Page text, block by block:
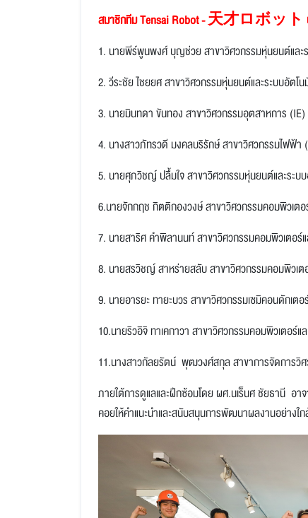
สมาชิกทีม Tensai Robot - 天才ロボット
1. นายพีร์พูนพงศ์ บุญช่วย สาขาวิศวกรรมหุ่นยนต์และ
2. วีระชัย ไชยยศ สาขาวิศวกรรมหุ่นยนต์และระบบอัตโ
3. นายมินทดา ขันทอง สาขาวิศวกรรมอุตสาหการ (IE)
4. นางสาวภัทรวดี มงคลบริรักษ์ สาขาวิศวกรรมไฟฟ้า
5. นายศุภวิชญ์ ปลื้มใจ สาขาวิศวกรรมหุ่นยนต์และระบ
6.นายจักกฤช กิตติกองวงษ์ สาขาวิศวกรรมคอมพิวเต
7. นายสาริศ คำพิลานนท์ สาขาวิศวกรรมคอมพิวเตอ
8. นายสรวิชญ์ สาหร่ายสลับ สาขาวิศวกรรมคอมพิวเ
9. นายอารยะ ทายะบวร สาขาวิศวกรรมเซมิคอนดักเต
10.นายริวอิจิ ทาเคกาวา สาขาวิศวกรรมคอมพิวเตอร์
11.นางสาวกัลยรัตน์ พุฒวงศ์สกุล สาขาการจัดการวิศ
ภายใต้การดูแลและฝึกซ้อมโดย ผศ.นเร็นศ ชัยธานี อ
คอยให้คำแนะนำและสนับสนุนการพัฒนาผลงานอย่างใ